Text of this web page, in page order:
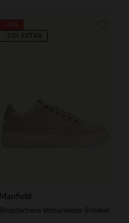
Manfield
Beigefarbene Veloursleder-Sneaker
-10% EXTRA